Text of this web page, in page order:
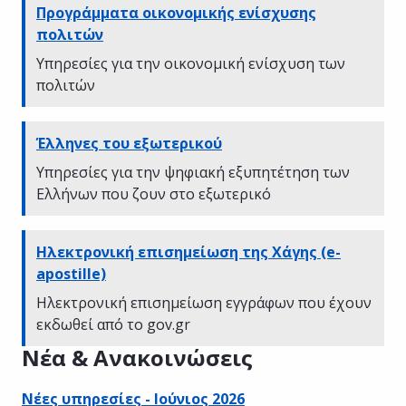
Προγράμματα οικονομικής ενίσχυσης
πολιτών
Υπηρεσίες για την οικονομική ενίσχυση των
πολιτών
Έλληνες του εξωτερικού
Υπηρεσίες για την ψηφιακή εξυπητέτηση των
Ελλήνων που ζουν στο εξωτερικό
Hλεκτρονική επισημείωση της Χάγης (e-
apostille)
Ηλεκτρονική επισημείωση εγγράφων που έχουν
εκδωθεί από το gov.gr
Νέα & Ανακοινώσεις
Νέες υπηρεσίες - Ιούνιος 2026